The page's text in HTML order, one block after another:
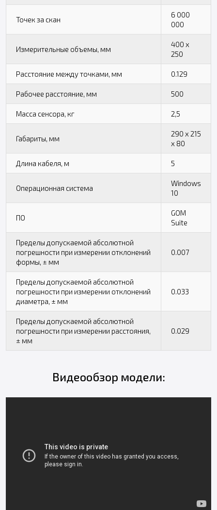
Точек за скан
6 000
000
Измерительные объемы, мм
400 x
250
Расстояние между точками, мм 0.129
Рабочее расстояние, мм 500
Масса сенсора, кг 2,5
Габариты, мм
290 x 215
x 80
Длина кабеля, м 5
Операционная система
Windows
10
ПО
GOM
Suite
Пределы допускаемой абсолютной
погрешности при измерении отклонений
формы, ± мм
0.007
Пределы допускаемой абсолютной
погрешности при измерении отклонений
диаметра, ± мм
0.033
Пределы допускаемой абсолютной
погрешности при измерении расстояния,
± мм
0.029
Видеообзор модели: